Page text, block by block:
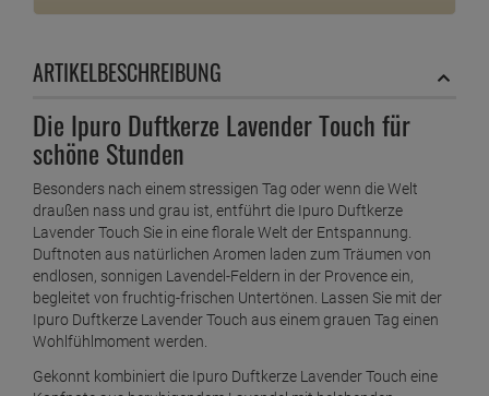
ARTIKELBESCHREIBUNG
Die Ipuro Duftkerze Lavender Touch für
schöne Stunden
Besonders nach einem stressigen Tag oder wenn die Welt
draußen nass und grau ist, entführt die Ipuro Duftkerze
Lavender Touch Sie in eine florale Welt der Entspannung.
Duftnoten aus natürlichen Aromen laden zum Träumen von
endlosen, sonnigen Lavendel-Feldern in der Provence ein,
begleitet von fruchtig-frischen Untertönen. Lassen Sie mit der
Ipuro Duftkerze Lavender Touch aus einem grauen Tag einen
Wohlfühlmoment werden.
Gekonnt kombiniert die Ipuro Duftkerze Lavender Touch eine